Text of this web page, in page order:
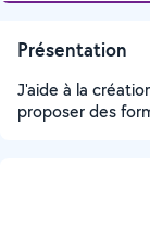
Présentation
J'aide à la
proposer des